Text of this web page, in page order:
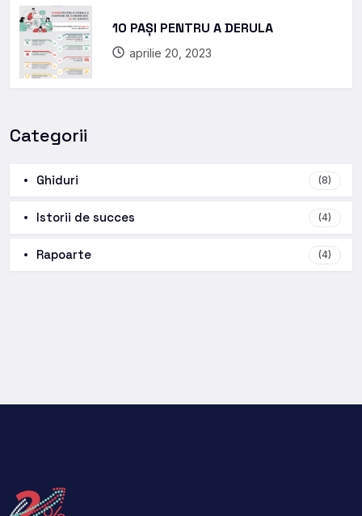
10 PAȘI PENTRU A DERULA
aprilie 20, 2023
Categorii
Ghiduri (8)
Istorii de succes (4)
Rapoarte (4)